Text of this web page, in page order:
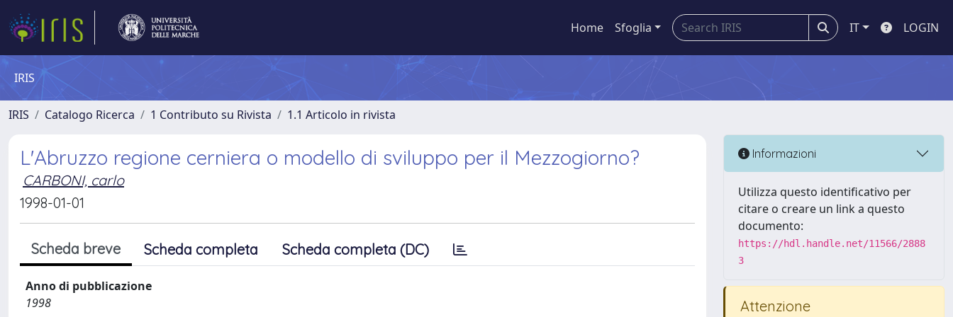
Home Sfoglia IT LOGIN
IRIS
IRIS Catalogo Ricerca 1 Contributo su Rivista 1.1 Articolo in rivista
L'Abruzzo regione cerniera o modello di sviluppo per il Mezzogiorno?
CARBONI, carlo
1998-01-01
Scheda breve Scheda completa Scheda completa (DC)
Anno di pubblicazione
1998
Informazioni
Utilizza questo identificativo per
citare o creare un link a questo
documento:
https://hdl.handle.net/11566/2888
3
Attenzione